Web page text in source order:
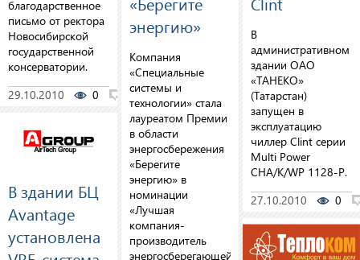
благодарственное
письмо от ректора
Новосибирской
государственной
консерватории.
29.10.2010
0 0
В здании БЦ
Avantage
установлена
энергию»
Компания
«Специальные
системы и
технологии» стала
лауреатом Премии
в области
энергосбережения
«Берегите
энергию» в
номинации
«Лучшая
компания-
производитель
энергосберегающей
В
административном
здании ОАО
«ТАНЕКО»
(Татарстан)
запущен в
эксплуатацию
чиллер Clint серии
Multi Power
CHA/K/WP 1128-P.
27.10.2010
0